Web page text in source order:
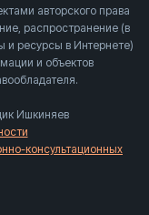
авторского права
распространение (в
и ресурсы в Интернете)
и объектов
Ишкиняев
консультационных